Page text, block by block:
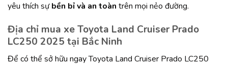
yêu thích sựbền bỉ và an toàn trên mọi nẻo đường.
Địa chỉ mua xe Toyota Land Cruiser Prado
LC250 2025 tại Bắc Ninh
Để có thể sở hữu ngay Toyota Land Cruiser Prado LC250